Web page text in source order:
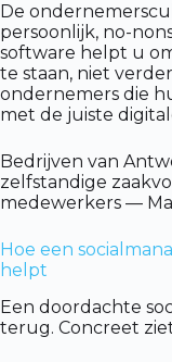
De
persoonlijk, no-
software helpt u
te staan, niet
ondernemers die
met de juiste
Bedrijven van
zelfstandige
medewerkers —
Hoe een
helpt
Een doordachte
terug. Concreet